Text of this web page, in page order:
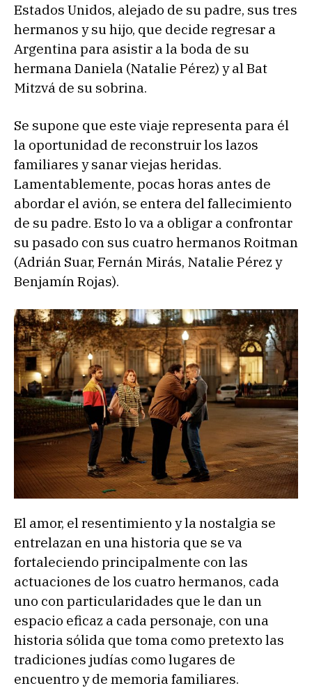
Estados Unidos, alejado de su padre, sus tres
hermanos y su hijo, que decide regresar a
Argentina para asistir a la boda de su
hermana Daniela (Natalie Pérez) y al Bat
Mitzvá de su sobrina.
Se supone que este viaje representa para él
la oportunidad de reconstruir los lazos
familiares y sanar viejas heridas.
Lamentablemente, pocas horas antes de
abordar el avión, se entera del fallecimiento
de su padre. Esto lo va a obligar a confrontar
su pasado con sus cuatro hermanos Roitman
(Adrián Suar, Fernán Mirás, Natalie Pérez y
Benjamín Rojas).
El amor, el resentimiento y la nostalgia se
entrelazan en una historia que se va
fortaleciendo principalmente con las
actuaciones de los cuatro hermanos, cada
uno con particularidades que le dan un
espacio eficaz a cada personaje, con una
historia sólida que toma como pretexto las
tradiciones judías como lugares de
encuentro y de memoria familiares.